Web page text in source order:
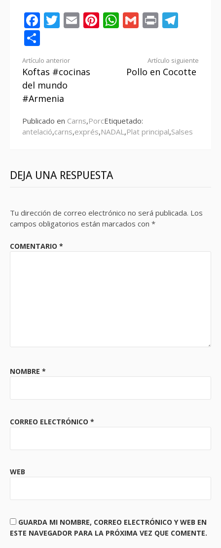
Facebook
Twitter
EmailPinterest
WhatsApp
Gmail
Print
Seguir
leyendo
Artículo anterior
Koftas #cocinas
del mundo
#Armenia
Artículo siguiente
Pollo en Cocotte
Publicado en Carns,PorcEtiquetado:
antelació,carns,exprés,NADAL,Plat principal,Salses
DEJA UNA RESPUESTA
Tu dirección de correo electrónico no será publicada. Los
campos obligatorios están marcados con *
COMENTARIO *
NOMBRE *
CORREO ELECTRÓNICO *
WEB
GUARDA MI NOMBRE, CORREO ELECTRÓNICO Y WEB EN
ESTE NAVEGADOR PARA LA PRÓXIMA VEZ QUE COMENTE.